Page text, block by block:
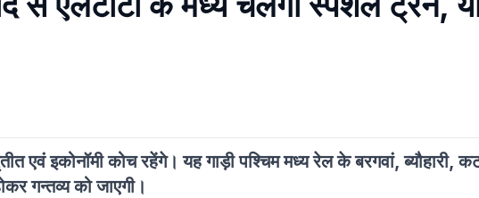
एवं इकोनॉमी कोच रहेंगे। यह गाड़ी पश्चिम मध्य रेल के बरगवां, ब्यौहारी,
गन्तव्य को जाएगी।